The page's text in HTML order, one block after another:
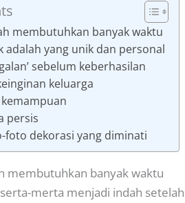
membutuhkan banyak waktu
adalah yang unik dan personal
sebelum keberhasilan
keluarga
persis
foto dekorasi yang diminati
membutuhkan banyak waktu
merta menjadi indah